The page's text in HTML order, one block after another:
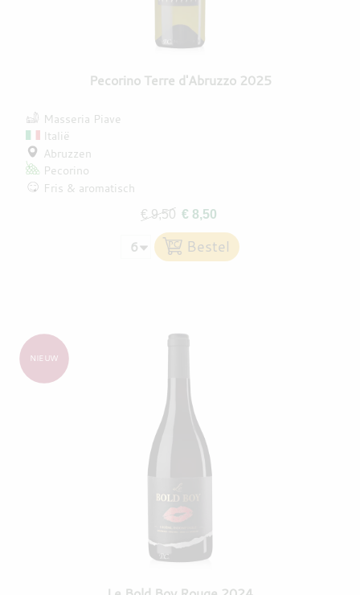
Pecorino Terre d'Abruzzo 2025
Masseria Piave
Italië
Abruzzen
Pecorino
Fris & aromatisch
€ 9,50 € 8,50
NIEUW